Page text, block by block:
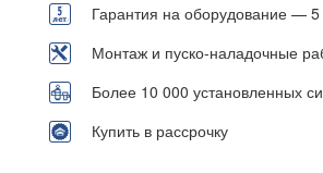
Гарантия на оборудование — 5
Монтаж и пуско-наладочные
Более 10 000 установленных
Купить в рассрочку